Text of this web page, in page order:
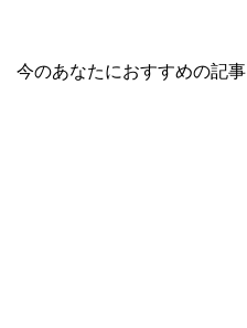
今のあなたにおすすめの記事